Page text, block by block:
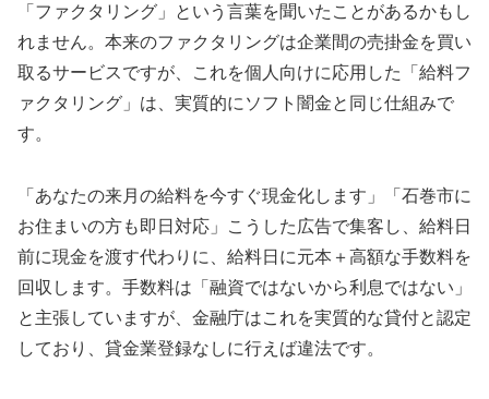
「ファクタリング」という言葉を聞いたことがあるかもし
れません。本来のファクタリングは企業間の売掛金を買い
取るサービスですが、これを個人向けに応用した「給料フ
ァクタリング」は、実質的にソフト闇金と同じ仕組みで
す。
「あなたの来月の給料を今すぐ現金化します」「石巻市に
お住まいの方も即日対応」こうした広告で集客し、給料日
前に現金を渡す代わりに、給料日に元本＋高額な手数料を
回収します。手数料は「融資ではないから利息ではない」
と主張していますが、金融庁はこれを実質的な貸付と認定
しており、貸金業登録なしに行えば違法です。